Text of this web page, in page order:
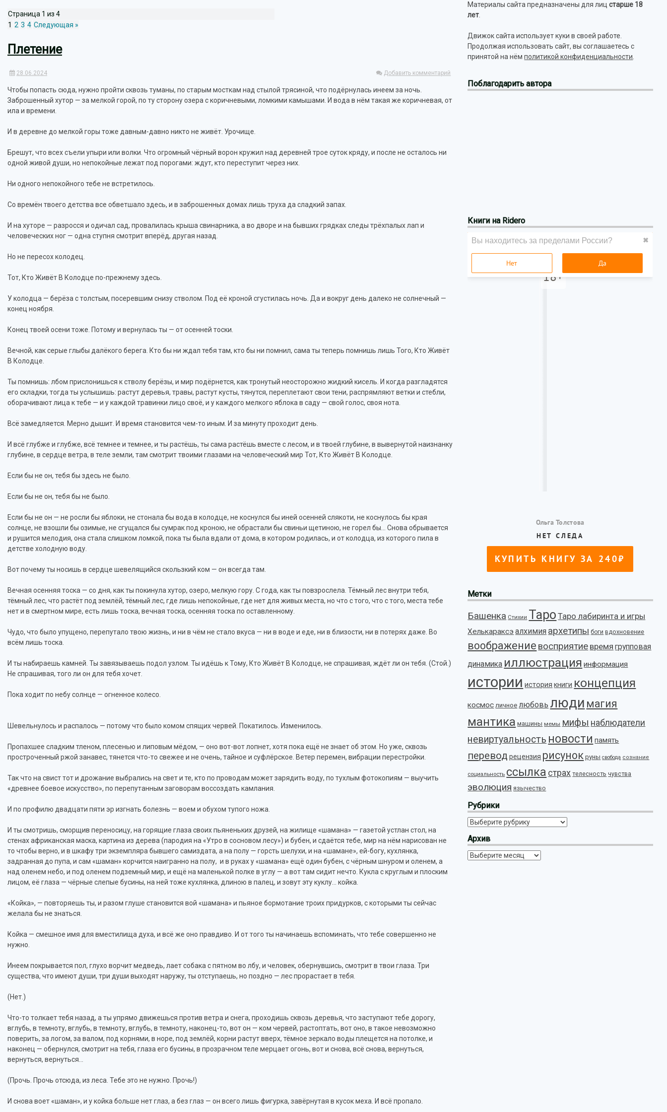
Страница 1 из 4
1 2 3 4 Следующая »
Плетение
28.06.2024 Добавить комментарий
Чтобы попасть сюда, нужно пройти сквозь туманы, по старым мосткам над стылой трясиной, что подёрнулась инеем за ночь.
Заброшенный хутор — за мелкой горой, по ту сторону озера с коричневыми, ломкими камышами. И вода в нём такая же коричневая, от
ила и времени.
И в деревне до мелкой горы тоже давным-давно никто не живёт. Урочище.
Брешут, что всех съели упыри или волки. Что огромный чёрный ворон кружил над деревней трое суток кряду, и после не осталось ни
одной живой души, но непокойные лежат под порогами: ждут, кто переступит через них.
Ни одного непокойного тебе не встретилось.
Со времён твоего детства все обветшало здесь, и в заброшенных домах лишь труха да сладкий запах.
И на хуторе — разросся и одичал сад, провалилась крыша свинарника, а во дворе и на бывших грядках следы трёхпалых лап и
человеческих ног — одна ступня смотрит вперёд, другая назад.
Но не пересох колодец.
Тот, Кто Живёт В Колодце по-прежнему здесь.
У колодца — берёза с толстым, посеревшим снизу стволом. Под её кроной сгустилась ночь. Да и вокруг день далеко не солнечный —
конец ноября.
Конец твоей осени тоже. Потому и вернулась ты — от осенней тоски.
Вечной, как серые глыбы далёкого берега. Кто бы ни ждал тебя там, кто бы ни помнил, сама ты теперь помнишь лишь Того, Кто Живёт
В Колодце.
Ты помнишь: лбом прислонишься к стволу берёзы, и мир подёрнется, как тронутый неосторожно жидкий кисель. И когда разгладятся
его складки, тогда ты услышишь: растут деревья, травы, растут кусты, тянутся, переплетают свои тени, распрямляют ветки и стебли,
оборачивают лица к тебе — и у каждой травинки лицо своё, и у каждого мелкого яблока в саду — свой голос, своя нота.
Всё замедляется. Мерно дышит. И время становится чем-то иным. И за минуту проходит день.
И всё глубже и глубже, всё темнее и темнее, и ты растёшь, ты сама растёшь вместе с лесом, и в твоей глубине, в вывернутой наизнанку
глубине, в сердце ветра, в теле земли, там смотрит твоими глазами на человеческий мир Тот, Кто Живёт В Колодце.
Если бы не он, тебя бы здесь не было.
Если бы не он, тебя бы не было.
Если бы не он — не росли бы яблоки, не стонала бы вода в колодце, не коснулся бы иней осенней слякоти, не коснулось бы края
солнце, не взошли бы озимые, не сгущался бы сумрак под кроною, не обрастали бы свиньи щетиною, не горел бы… Снова обрывается
и рушится мелодия, она стала слишком ломкой, пока ты была вдали от дома, в котором родилась, и от колодца, из которого пила в
детстве холодную воду.
Вот почему ты носишь в сердце шевелящийся скользкий ком — он всегда там.
Вечная осенняя тоска — со дня, как ты покинула хутор, озеро, мелкую гору. С года, как ты повзрослела. Тёмный лес внутри тебя,
тёмный лес, что растёт под землёй, тёмный лес, где лишь непокойные, где нет для живых места, но что с того, что с того, места тебе
нет и в смертном мире, есть лишь тоска, вечная тоска, осенняя тоска по оставленному.
Чудо, что было упущено, перепутало твою жизнь, и ни в чём не стало вкуса — ни в воде и еде, ни в близости, ни в потерях даже. Во
всём лишь тоска.
И ты набираешь камней. Ты завязываешь подол узлом. Ты идёшь к Тому, Кто Живёт В Колодце, не спрашивая, ждёт ли он тебя. (Стой.)
Не спрашивая, того ли он для тебя хочет.
Пока ходит по небу солнце — огненное колесо.
Шевельнулось и распалось — потому что было комом спящих червей. Покатилось. Изменилось.
Пропахшее сладким тленом, плесенью и липовым мёдом, — оно вот-вот лопнет, хотя пока ещё не знает об этом. Но уже, сквозь
простроченный ржой занавес, тянется что-то свежее и не очень, тайное и суфлёрское. Ветер перемен, вибрации перестройки.
Так что на свист тот и дрожание выбрались на свет и те, кто по проводам может зарядить воду, по тухлым фотокопиям — выучить
«древнее боевое искусство», по перепутанным заговорам воссоздать камлания.
И по профилю двадцати пяти эр изгнать болезнь — воем и обухом тупого ножа.
И ты смотришь, сморщив переносицу, на горящие глаза своих пьяненьких друзей, на жилище «шамана» — газетой устлан стол, на
стенах африканская маска, картина из дерева (пародия на «Утро в сосновом лесу») и бубен, и сдаётся тебе, мир на нём нарисован не
то чтобы верно, и в шкафу три экземпляра бывшего самиздата, а на полу — горсть шелухи, и на «шамане», ей-богу, кухлянка,
задранная до пупа, и сам «шаман» корчится наигранно на полу, и в руках у «шамана» ещё один бубен, с чёрным шнуром и оленем, а
над оленем небо, и под оленем подземный мир, и ещё на маленькой полке в углу — а вот там сидит нечто. Кукла с круглым и плоским
лицом, её глаза — чёрные слепые бусины, на ней тоже кухлянка, длиною в палец, и зовут эту куклу… койка.
«Койка», — повторяешь ты, и разом глуше становится вой «шамана» и пьяное бормотание троих придурков, с которыми ты сейчас
желала бы не знаться.
Койка — смешное имя для вместилища духа, и всё же оно правдиво. И от того ты начинаешь вспоминать, что тебе совершенно не
нужно.
Инеем покрывается пол, глухо ворчит медведь, лает собака с пятном во лбу, и человек, обернувшись, смотрит в твои глаза. Три
существа, что имеют души, три души выходят наружу, ты отступаешь, но поздно — лес прорастает в тебя.
(Нет.)
Что-то толкает тебя назад, а ты упрямо движешься против ветра и снега, проходишь сквозь деревья, что заступают тебе дорогу,
вглубь, в темноту, вглубь, в темноту, вглубь, в темноту, наконец-то, вот он — ком червей, растоптать, вот оно, в такое невозможно
поверить, за логом, за валом, под корнями, в норе, под землёй, корни растут вверх, тёмное зеркало воды плещется на потолке, и
наконец — обернулся, смотрит на тебя, глаза его бусины, в прозрачном теле мерцает огонь, вот и снова, всё снова, вернуться,
вернуться, вернуться…
(Прочь. Прочь отсюда, из леса. Тебе это не нужно. Прочь!)
И снова воет «шаман», и у койка больше нет глаз, а без глаз — он всего лишь фигурка, завёрнутая в кусок меха. И всё пропало.
Материалы сайта предназначены для лицстарше 18
лет
Движок сайта использует куки в своей работе.
Продолжая использовать сайт, вы соглашаетесь с
принятой на нёмполитикой конфиденциальности
Поблагодарить автора
Книги на Ridero
Метки
Башенка Стихии Таро Таро лабиринта и игры
Хелькараксэ алхимия архетипы боги вдохновение
воображение восприятие время групповая
динамика иллюстрация информация
истории история книги концепция
космос личное любовь люди магия
мантика машины мемы мифы наблюдатели
невиртуальность новости память
перевод рецензия рисунок руны свобода сознание
социальность ссылка страх телесность чувства
эволюция язычество
Рубрики
Рубрики
Архив
Архив